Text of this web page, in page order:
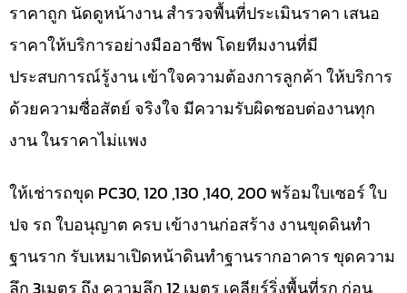
ราคาถูก นัดดูหน้างาน สำรวจพื้นที่ประเมินราคา เสนอ
ราคาให้บริการอย่างมืออาชีพ โดยทีมงานที่มี
ประสบการณ์รู้งาน เข้าใจความต้องการลูกค้า ให้บริการ
ด้วยความซื่อสัตย์ จริงใจ มีความรับผิดชอบต่องานทุก
งาน ในราคาไม่แพง
ให้เช่ารถขุด PC30, 120 ,130 ,140, 200 พร้อมใบเซอร์ ใบ
ปจ รถ ใบอนุญาต ครบ เข้างานก่อสร้าง งานขุดดินทำ
ฐานราก รับเหมาเปิดหน้าดินทำฐานรากอาคาร ขุดความ
ลึก 3เมตร ถึง ความลึก 12 เมตร เคลียร์ริ่งพื้นที่รก ก่อน